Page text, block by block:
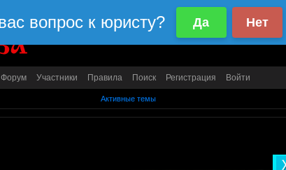
Форум Участники Правила Поиск Регистрация Войти
Активные темы